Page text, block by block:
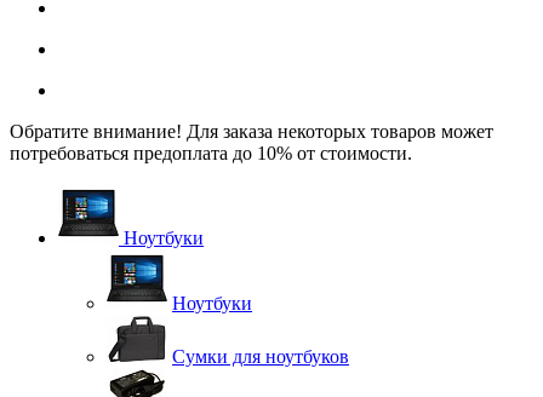
Обратите внимание! Для заказа некоторых товаров может
потребоваться предоплата до 10% от стоимости.
Ноутбуки
Ноутбуки
Сумки для ноутбуков